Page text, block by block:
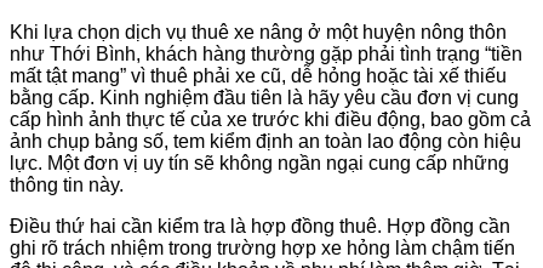
Khi lựa chọn dịch vụ thuê xe nâng ở một huyện nông thôn
như Thới Bình, khách hàng thường gặp phải tình trạng “tiền
mất tật mang” vì thuê phải xe cũ, dễ hỏng hoặc tài xế thiếu
bằng cấp. Kinh nghiệm đầu tiên là hãy yêu cầu đơn vị cung
cấp hình ảnh thực tế của xe trước khi điều động, bao gồm cả
ảnh chụp bảng số, tem kiểm định an toàn lao động còn hiệu
lực. Một đơn vị uy tín sẽ không ngần ngại cung cấp những
thông tin này.
Điều thứ hai cần kiểm tra là hợp đồng thuê. Hợp đồng cần
ghi rõ trách nhiệm trong trường hợp xe hỏng làm chậm tiến